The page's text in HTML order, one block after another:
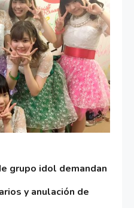
grupo idol demandan
y anulación de